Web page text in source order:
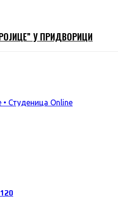
У ПРИДВОРИЦИ
120